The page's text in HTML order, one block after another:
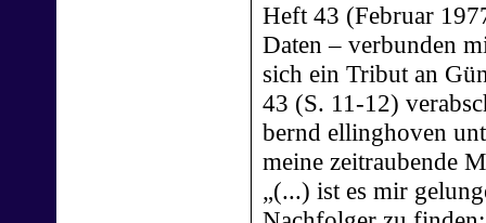
Heft 43 (Februar
Daten – verbunden
sich ein Tribut an
43 (S. 11-12)
bernd ellinghoven
meine zeitraubende
„(...) ist es mir